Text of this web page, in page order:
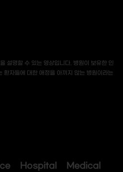
설명할 수 있는 영상입니다. 병원이 보유한 인
환자들에 대한 애정을 아끼지 않는 병원이라는
Hospital Medical